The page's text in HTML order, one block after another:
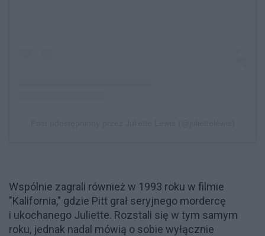
Wspólnie zagrali również w 1993 roku w filmie
"Kalifornia," gdzie Pitt grał seryjnego mordercę
i ukochanego Juliette. Rozstali się w tym samym
roku, jednak nadal mówią o sobie wyłącznie